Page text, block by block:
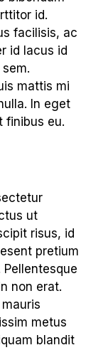
id.
facilisis, ac
id lacus id
mattis mi
In eget
finibus eu.
ut
risus, id
pretium
non erat.
metus
blandit